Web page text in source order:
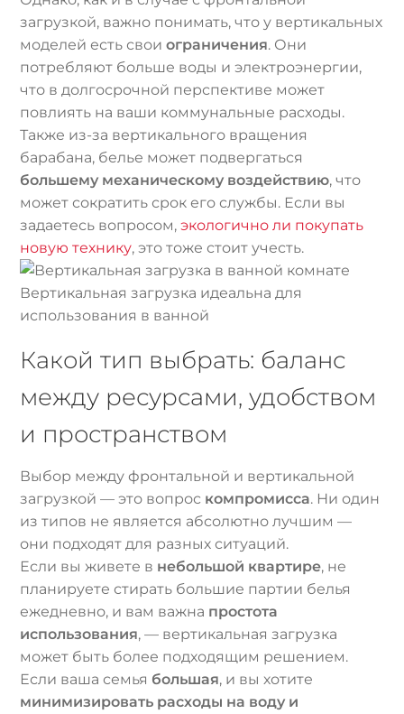
загрузкой, важно понимать, что у вертикальных
моделей есть своиограничения. Они
потребляют больше воды и электроэнергии,
что в долгосрочной перспективе может
повлиять на ваши коммунальные расходы.
Также из-за вертикального вращения
барабана, белье может подвергаться
большему механическому воздействию, что
может сократить срок его службы. Если вы
задаетесь вопросом,экологично ли покупать
новую технику, это тоже стоит учесть.
Вертикальная загрузка идеальна для
использования в ванной
Какой тип выбрать: баланс
между ресурсами, удобством
и пространством
Выбор между фронтальной и вертикальной
загрузкой — это вопрос компромисса. Ни один
из типов не является абсолютно лучшим —
они подходят для разных ситуаций.
Если вы живете в небольшой квартире, не
планируете стирать большие партии белья
ежедневно, и вам важна простота
использования, — вертикальная загрузка
может быть более подходящим решением.
Если ваша семья большая, и вы хотите
минимизировать расходы на воду и